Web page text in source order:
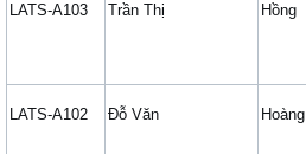
LATS-A103 Trần Thị Hồng
LATS-A102 Đỗ Văn Hoàng